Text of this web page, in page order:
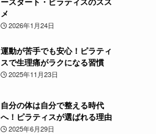
メ
2026年1月24日
運動が苦手でも安心！ピラティ
スで生理痛がラクになる習慣
2025年11月23日
自分の体は自分で整える時代
へ！ピラティスが選ばれる理由
2025年6月29日